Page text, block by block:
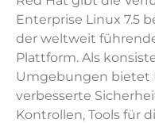
Enterprise Linux 7.5
der weltweit
Plattform. Als
Umgebungen bietet
verbesserte
Kontrollen, Tools für